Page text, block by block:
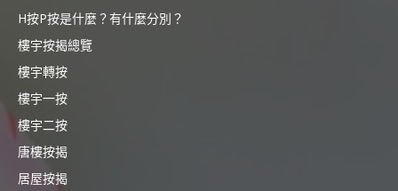
H按P按是什麼？有什麼分別？
樓宇按揭總覽
樓宇轉按
樓宇一按
樓宇二按
唐樓按揭
居屋按揭